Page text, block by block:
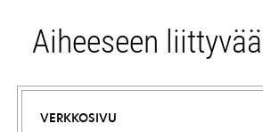
Aiheeseen
VERKKOSIVU